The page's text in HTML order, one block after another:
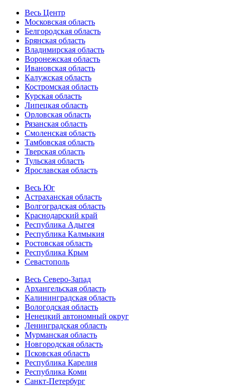
Весь Центр
Московская область
Белгородская область
Брянская область
Владимирская область
Воронежская область
Ивановская область
Калужская область
Костромская область
Курская область
Липецкая область
Орловская область
Рязанская область
Смоленская область
Тамбовская область
Тверская область
Тульская область
Ярославская область
Весь Юг
Астраханская область
Волгоградская область
Краснодарский край
Республика Адыгея
Республика Калмыкия
Ростовская область
Республика Крым
Севастополь
Весь Северо-Запад
Архангельская область
Калининградская область
Вологодская область
Ненецкий автономный округ
Ленинградская область
Мурманская область
Новгородская область
Псковская область
Республика Карелия
Республика Коми
Санкт-Петербург